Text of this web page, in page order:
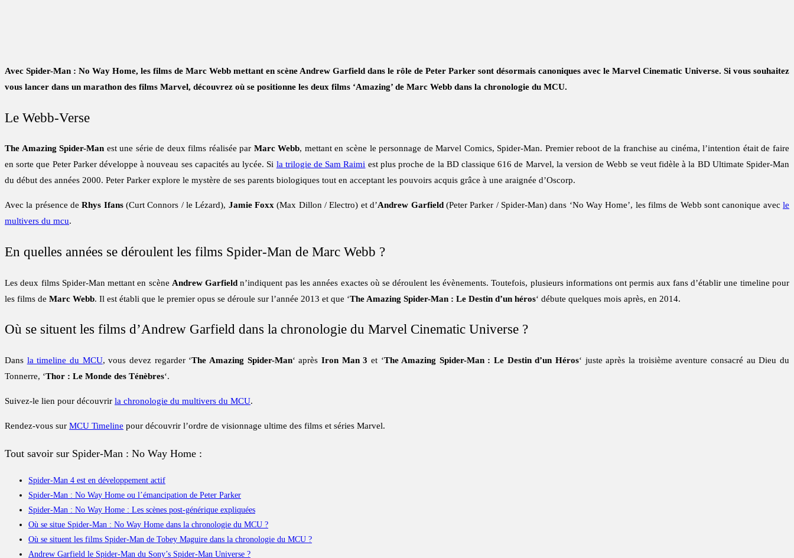
Avec Spider-Man : No Way Home, les films de Marc Webb mettant en scène Andrew Garfield dans le rôle de Peter Parker sont désormais canoniques avec le Marvel Cinematic Universe. Si vous souhaitez
vous lancer dans un marathon des films Marvel, découvrez où se positionne les deux films ‘Amazing’ de Marc Webb dans la chronologie du MCU.
Le Webb-Verse
The Amazing Spider-Man est une série de deux films réalisée par Marc Webb, mettant en scène le personnage de Marvel Comics, Spider-Man. Premier reboot de la franchise au cinéma, l’intention était de faire
en sorte que Peter Parker développe à nouveau ses capacités au lycée. Si la trilogie de Sam Raimi est plus proche de la BD classique 616 de Marvel, la version de Webb se veut fidèle à la BD Ultimate Spider-Man
du début des années 2000. Peter Parker explore le mystère de ses parents biologiques tout en acceptant les pouvoirs acquis grâce à une araignée d’Oscorp.
Avec la présence deRhys Ifans(Curt Connors / le Lézard), Jamie Foxx (Max Dillon / Electro) et d’Andrew Garfield(Peter Parker / Spider-Man) dans ‘No Way Home’, les films de Webb sont canonique avecle
multivers du mcu.
En quelles années se déroulent les films Spider-Man de Marc Webb ?
Les deux films Spider-Man mettant en scène Andrew Garfield n’indiquent pas les années exactes où se déroulent les évènements. Toutefois, plusieurs informations ont permis aux fans d’établir une timeline pour
les films de Marc Webb. Il est établi que le premier opus se déroule sur l’année 2013 et que ‘The Amazing Spider-Man : Le Destin d’un héros‘ débute quelques mois après, en 2014.
Où se situent les films d’Andrew Garfield dans la chronologie du Marvel Cinematic Universe ?
Dans la timeline du MCU, vous devez regarder ‘The Amazing Spider-Man‘ après Iron Man 3 et ‘The Amazing Spider-Man : Le Destin d’un Héros‘ juste après la troisième aventure consacré au Dieu du
Tonnerre, ‘Thor : Le Monde des Ténèbres‘.
Suivez-le lien pour découvrir la chronologie du multivers du MCU.
Rendez-vous sur MCU Timeline pour découvrir l’ordre de visionnage ultime des films et séries Marvel.
Tout savoir sur Spider-Man : No Way Home :
Spider-Man 4 est en développement actif
Spider-Man : No Way Home ou l’émancipation de Peter Parker
Spider-Man : No Way Home : Les scènes post-générique expliquées
Où se situe Spider-Man : No Way Home dans la chronologie du MCU ?
Où se situent les films Spider-Man de Tobey Maguire dans la chronologie du MCU ?
Andrew Garfield le Spider-Man du Sony’s Spider-Man Universe ?